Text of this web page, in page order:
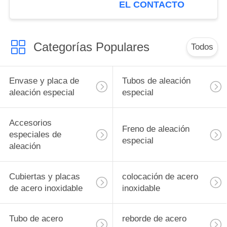
EL CONTACTO
Categorías Populares Todos
Envase y placa de
aleación especial
Tubos de aleación
especial
Accesorios
especiales de
aleación
Freno de aleación
especial
Cubiertas y placas
de acero inoxidable
colocación de acero
inoxidable
Tubo de acero
reborde de acero